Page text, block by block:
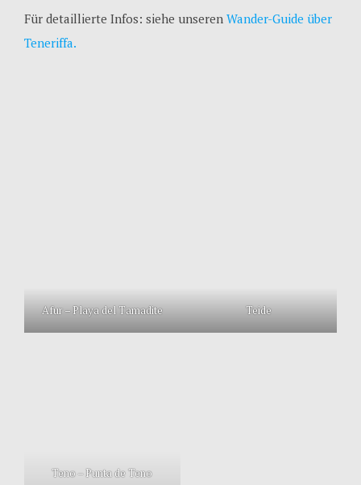
Für detaillierte Infos: siehe unseren Wander-Guide über
Teneriffa.
Afur – Playa del Tamadite Teide
Teno – Punta de Teno